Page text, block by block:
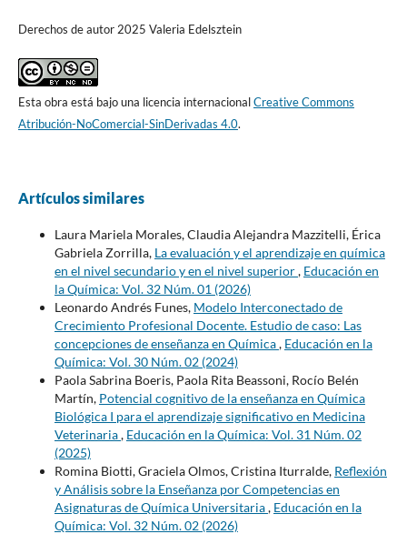
Derechos de autor 2025 Valeria Edelsztein
Esta obra está bajo una licencia internacionalCreative Commons
Atribución-NoComercial-SinDerivadas 4.0.
Artículos similares
Laura Mariela Morales, Claudia Alejandra Mazzitelli, Érica
Gabriela Zorrilla, La evaluación y el aprendizaje en química
en el nivel secundario y en el nivel superior, Educación en
la Química: Vol. 32 Núm. 01 (2026)
Leonardo Andrés Funes, Modelo Interconectado de
Crecimiento Profesional Docente. Estudio de caso: Las
concepciones de enseñanza en Química, Educación en la
Química: Vol. 30 Núm. 02 (2024)
Paola Sabrina Boeris, Paola Rita Beassoni, Rocío Belén
Martín, Potencial cognitivo de la enseñanza en Química
Biológica I para el aprendizaje significativo en Medicina
Veterinaria, Educación en la Química: Vol. 31 Núm. 02
(2025)
Romina Biotti, Graciela Olmos, Cristina Iturralde, Reflexión
y Análisis sobre la Enseñanza por Competencias en
Asignaturas de Química Universitaria, Educación en la
Química: Vol. 32 Núm. 02 (2026)